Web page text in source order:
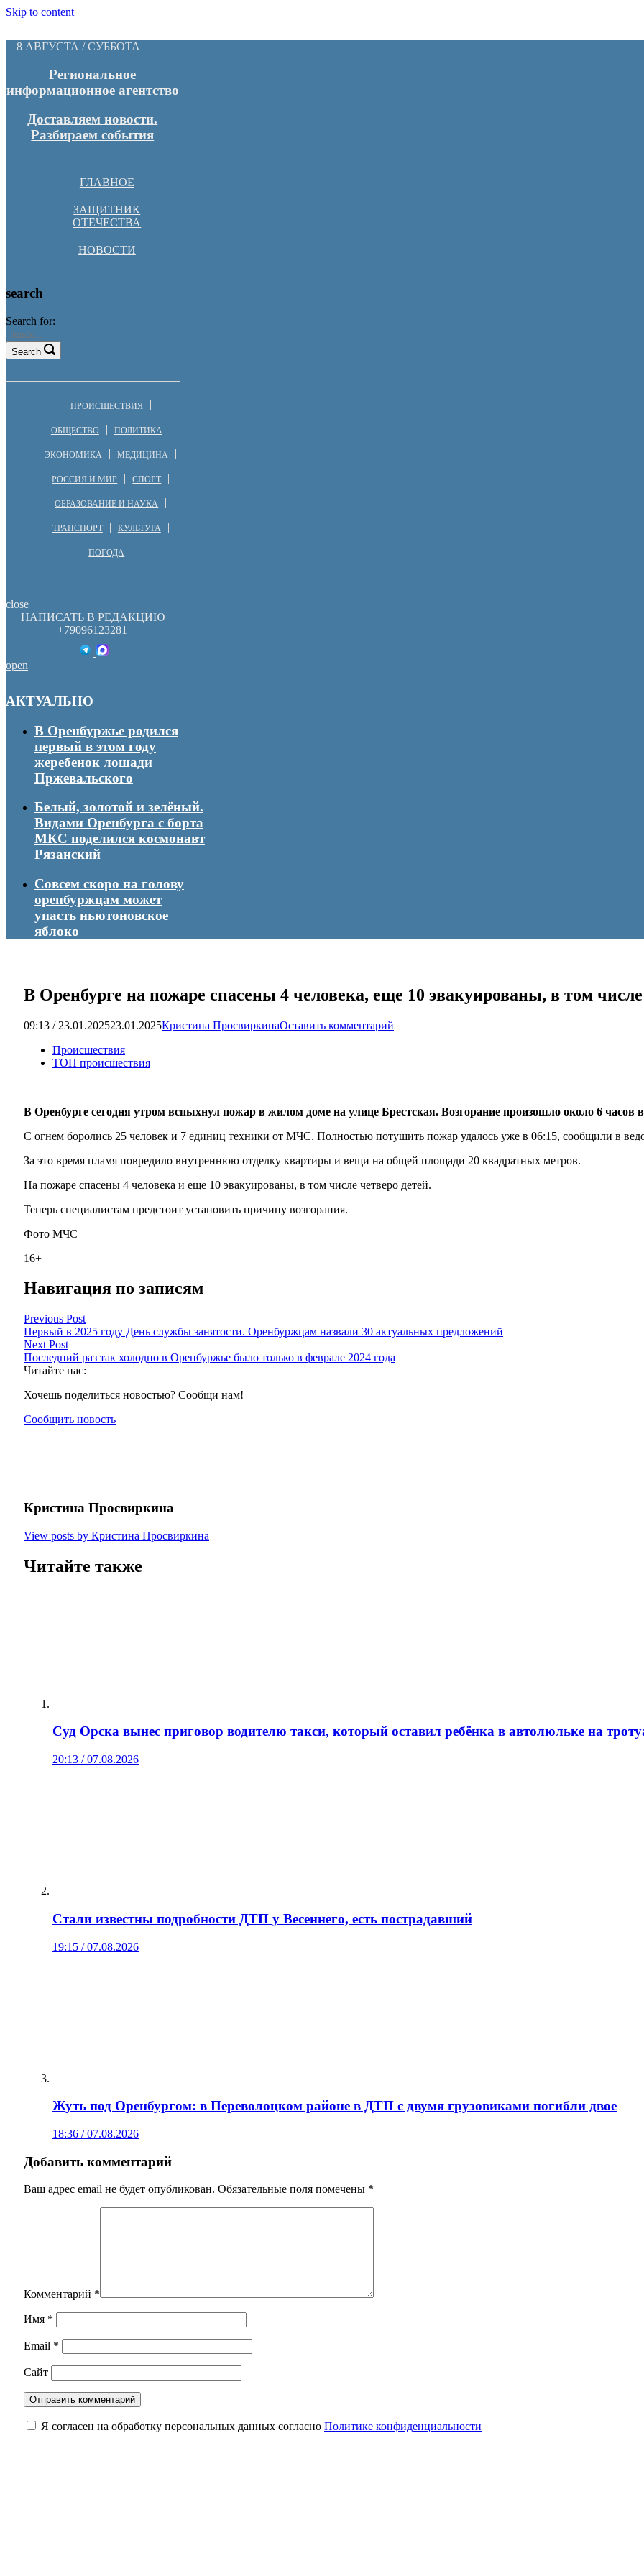
Skip to content
8 АВГУСТА / СУББОТА
Региональное
информационное агентство
Доставляем новости.
Разбираем события
ГЛАВНОЕ
ЗАЩИТНИК
ОТЕЧЕСТВА
НОВОСТИ
search
Search for:
Search
ПРОИСШЕСТВИЯ
ОБЩЕСТВО ПОЛИТИКА
ЭКОНОМИКА МЕДИЦИНА
РОССИЯ И МИР СПОРТ
ОБРАЗОВАНИЕ И НАУКА
ТРАНСПОРТ КУЛЬТУРА
ПОГОДА
close
НАПИСАТЬ В РЕДАКЦИЮ
+79096123281
open
АКТУАЛЬНО
В Оренбуржье родился
первый в этом году
жеребенок лошади
Пржевальского
Белый, золотой и зелёный.
Видами Оренбурга с борта
МКС поделился космонавт
Рязанский
Совсем скоро на голову
оренбуржцам может
упасть ньютоновское
яблоко
В Оренбурге на пожаре спасены 4 человека, еще 10 эвакуированы, в том числе
09:13 / 23.01.202523.01.2025Кристина ПросвиркинаОставить комментарий
Происшествия
ТОП происшествия
В Оренбурге сегодня утром вспыхнул пожар в жилом доме на улице Брестская. Возгорание произошло около 6 часов
С огнем боролись 25 человек и 7 единиц техники от МЧС. Полностью потушить пожар удалось уже в 06:15, сообщили в
За это время пламя повредило внутреннюю отделку квартиры и вещи на общей площади 20 квадратных метров.
На пожаре спасены 4 человека и еще 10 эвакуированы, в том числе четверо детей.
Теперь специалистам предстоит установить причину возгорания.
Фото МЧС
16+
Навигация по записям
Previous Post
Первый в 2025 году День службы занятости. Оренбуржцам назвали 30 актуальных предложений
Next Post
Последний раз так холодно в Оренбуржье было только в феврале 2024 года
Читайте нас:
Хочешь поделиться новостью? Сообщи нам!
Сообщить новость
Кристина Просвиркина
View posts by Кристина Просвиркина
Читайте также
Суд Орска вынес приговор водителю такси, который оставил ребёнка в автолюльке на
20:13 / 07.08.2026
Стали известны подробности ДТП у Весеннего, есть пострадавший
19:15 / 07.08.2026
Жуть под Оренбургом: в Переволоцком районе в ДТП с двумя грузовиками погибли двое
18:36 / 07.08.2026
Добавить комментарий
Ваш адрес email не будет опубликован. Обязательные поля помечены *
Комментарий *
Имя *
Email *
Сайт
Я согласен на обработку персональных данных согласно Политике конфиденциальности